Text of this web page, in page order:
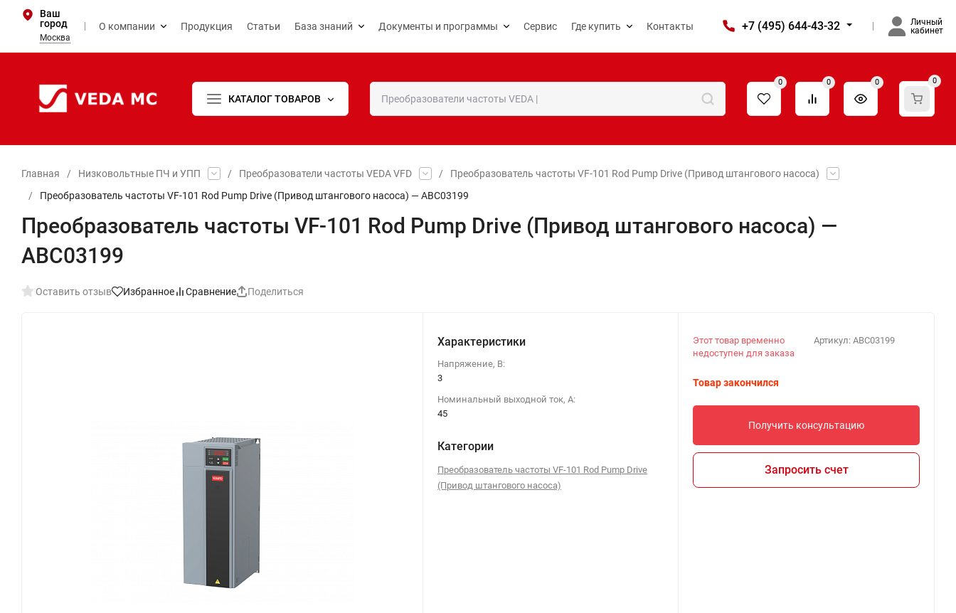
Ваш
город
Москва
О компании Продукция Статьи База знаний Документы и программы Сервис Где купить Контакты +7 (495) 644-43-32
Личный
кабинет
КАТАЛОГ ТОВАРОВ
0 0 0 0
Главная / Низковольтные ПЧ и УПП / Преобразователи частоты VEDA VFD /
Преобразователь частоты VF-101 Rod Pump Drive (Привод штангового насоса)
/
Преобразователь частоты VF-101 Rod Pump Drive (Привод штангового насоса) — ABC03199
Преобразователь частоты VF-101 Rod Pump Drive (Привод штангового насоса) —
ABC03199
Оставить отзыв Избранное Сравнение Поделиться
Характеристики
Напряжение, В:
3
Номинальный выходной ток, А:
45
Категории
Преобразователь частоты VF-101 Rod Pump Drive
(Привод штангового насоса)
Артикул: ABC03199
Этот товар временно
недоступен для заказа
Товар закончился
Получить консультацию
Запросить счет